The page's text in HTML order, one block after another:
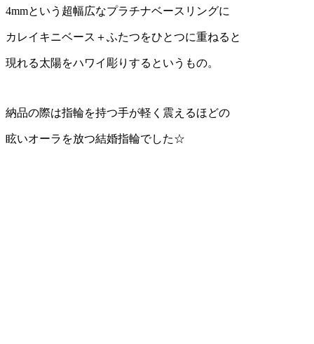
4mmという超幅広なプラチナベースリングに
カレイキニベース＋ふたつをひとつに重ねると
現れる太陽をハワイ彫りするというもの。
納品の際は指輪を持つ手が軽く震えるほどの
眩いオーラを放つ結婚指輪でした☆